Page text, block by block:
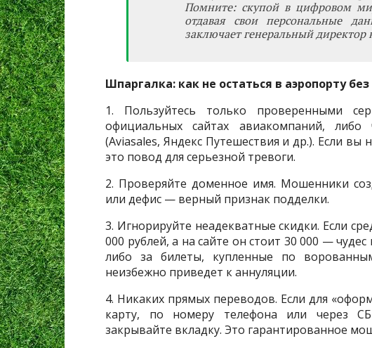
Помните: скупой в цифровом
отдавая свои персональные
заключает генеральный
Шпаргалка: как не остаться в аэропорту
1. Пользуйтесь только проверенными
официальных сайтах авиакомпаний, либо
(Aviasales, Яндекс Путешествия и др.). Если
это повод для серьезной тревоги.
2. Проверяйте доменное имя. Мошенники
или дефис — верный признак подделки.
3. Игнорируйте неадекватные скидки. Если
000 рублей, а на сайте он стоит 30 000 —
либо за билеты, купленные по
неизбежно приведет к аннуляции.
4. Никаких прямых переводов. Если для
карту, по номеру телефона или через
закрывайте вкладку. Это гарантированное